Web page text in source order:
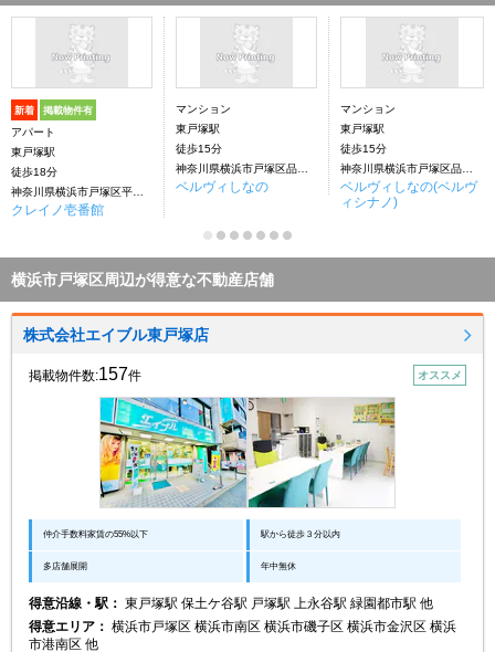
新着 掲載物件有
アパート
東戸塚駅
徒歩18分
クレイノ壱番館
マンション
東戸塚駅
徒歩15分
ベルヴィしなの
マンション
東戸塚駅
徒歩15分
ベルヴィしなの(ベルヴ
ィシナノ)
横浜市戸塚区周辺が得意な不動産店舗
株式会社エイブル東戸塚店
掲載物件数:157件 オススメ
仲介手数料家賃の55%以下 駅から徒歩３分以内
多店舗展開 年中無休
得意沿線・駅： 東戸塚駅 保土ケ谷駅 戸塚駅 上永谷駅 緑園都市駅 他
得意エリア： 横浜市戸塚区 横浜市南区 横浜市磯子区 横浜市金沢区 横浜
市港南区 他